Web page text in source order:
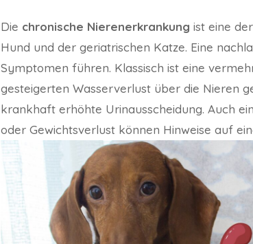
Die chronische Nierenerkrankung ist eine
Hund und der geriatrischen Katze. Eine
Symptomen führen. Klassisch ist eine
gesteigerten Wasserverlust über die Nieren
krankhaft erhöhte Urinausscheidung. Auch
oder Gewichtsverlust können Hinweise auf